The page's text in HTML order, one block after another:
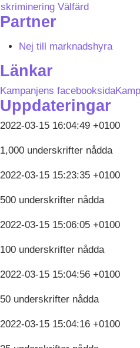
Välfärd
Partner
Nej till marknadshyra
Länkar
Kampanjens facebooksida
Uppdateringar
2022-03-15 16:04:49 +0100
1,000 underskrifter nådda
2022-03-15 15:23:35 +0100
500 underskrifter nådda
2022-03-15 15:06:05 +0100
100 underskrifter nådda
2022-03-15 15:04:56 +0100
50 underskrifter nådda
2022-03-15 15:04:16 +0100